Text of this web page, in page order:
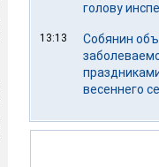
голову
13:13
Собянин
весеннего